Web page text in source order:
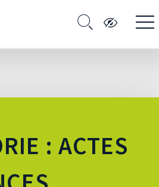
: ACTES